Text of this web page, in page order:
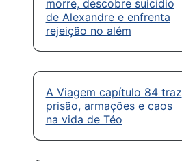
morre, descobre suicídio
de Alexandre e enfrenta
rejeição no além
A Viagem capítulo 84 traz
prisão, armações e caos
na vida de Téo